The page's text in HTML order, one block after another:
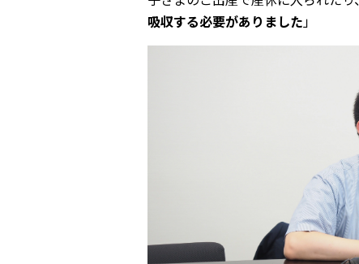
吸収する必要がありました 」